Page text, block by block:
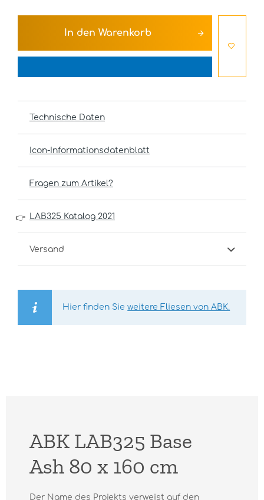
In den Warenkorb
Technische Daten
Icon-Informationsdatenblatt
Fragen zum Artikel?
👉 LAB325 Katalog 2021
Versand
Hier finden Sieweitere Fliesen von ABK.
ABK LAB325 Base
Ash 80 x 160 cm
Der Name des Projekts verweist auf den